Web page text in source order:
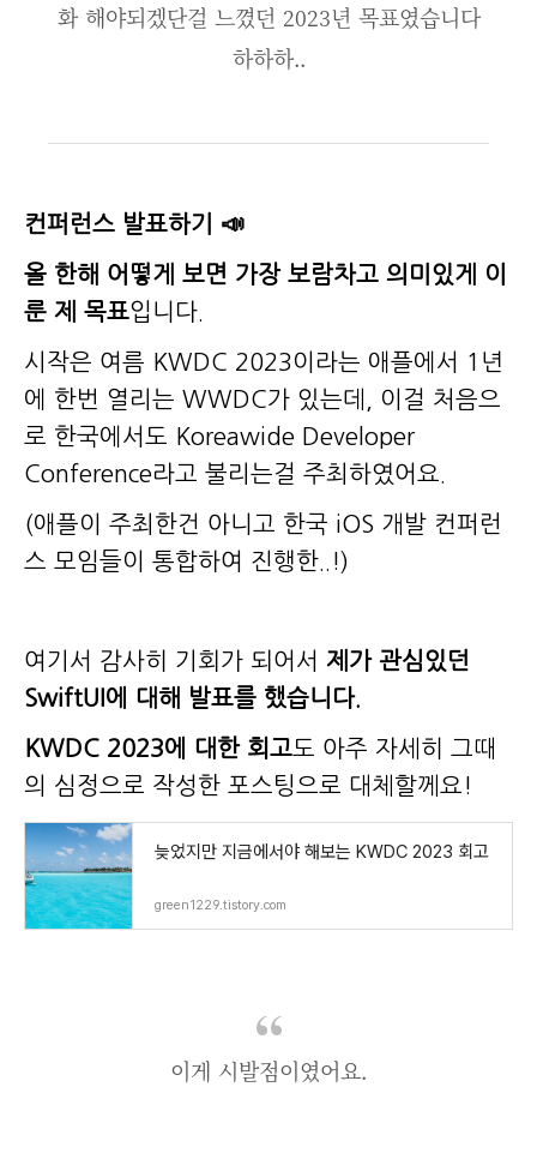
화 해야되겠단걸 느꼈던 2023년 목표였습니다
하하하..
컨퍼런스 발표하기 📣
올 한해 어떻게 보면 가장 보람차고 의미있게 이
룬 제 목표입니다.
시작은 여름 KWDC 2023이라는 애플에서 1년
에 한번 열리는 WWDC가 있는데, 이걸 처음으
로 한국에서도 Koreawide Developer
Conference라고 불리는걸 주최하였어요.
(애플이 주최한건 아니고 한국 iOS 개발 컨퍼런
스 모임들이 통합하여 진행한..!)
여기서 감사히 기회가 되어서 제가 관심있던
SwiftUI에 대해 발표를 했습니다.
KWDC 2023에 대한 회고도 아주 자세히 그때
의 심정으로 작성한 포스팅으로 대체할께요!
늦었지만 지금에서야 해보는 KWDC 2023 회고
green1229.tistory.com
이게 시발점이였어요.